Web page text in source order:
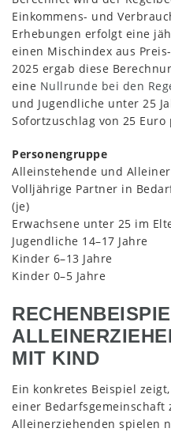
Einkommens- und
Erhebungen erfolgt eine
einen Mischindex aus
2025 ergab diese
eine Nullrunde bei den
und Jugendliche unter 25
Sofortzuschlag von 25
Personengruppe
Alleinstehende und
Volljährige Partner in
(je)
Erwachsene unter 25 im
Jugendliche 14–17 Jahre
Kinder 6–13 Jahre
Kinder 0–5 Jahre
MIT KIND
Ein konkretes Beispiel
einer Bedarfsgemeinschaft
Alleinerziehenden spielen